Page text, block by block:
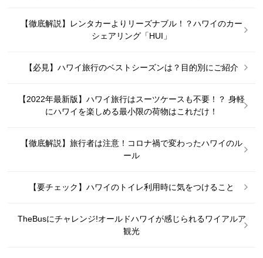
【徹底解説】レンタカーよりリーズナブル！？ハワイのカー
シェアリング「HUI」
【必見】ハワイ旅行のベストシーズンは？目的別にご紹介
【2022年最新版】ハワイ旅行はスーツケースも不要！？ 身軽
にハワイを楽しめる最小限の荷物はこれだけ！
【徹底解説】旅行者は注意！コロナ禍で変わったハワイのル
ール
【要チェック】ハワイのトイレ利用時に気をつけること
TheBusにチャレンジ!オールドハワイが感じられるワイアルア
観光